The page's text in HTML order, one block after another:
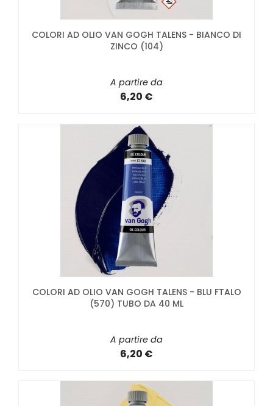
COLORI AD OLIO VAN GOGH TALENS - BIANCO DI
ZINCO (104)
A partire da
6,20 €
COLORI AD OLIO VAN GOGH TALENS - BLU FTALO
(570) TUBO DA 40 ML
A partire da
6,20 €